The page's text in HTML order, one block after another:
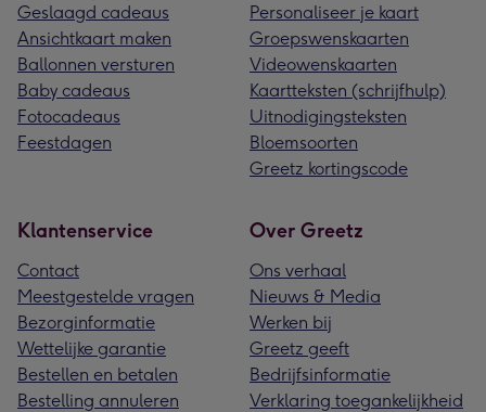
Geslaagd cadeaus
Ansichtkaart maken
Ballonnen versturen
Baby cadeaus
Fotocadeaus
Feestdagen
Personaliseer je kaart
Groepswenskaarten
Videowenskaarten
Kaartteksten (schrijfhulp)
Uitnodigingsteksten
Bloemsoorten
Greetz kortingscode
Klantenservice
Contact
Meestgestelde vragen
Bezorginformatie
Wettelijke garantie
Bestellen en betalen
Bestelling annuleren
Over Greetz
Ons verhaal
Nieuws & Media
Werken bij
Greetz geeft
Bedrijfsinformatie
Verklaring toegankelijkheid